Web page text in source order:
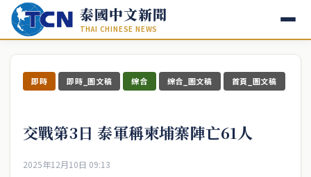
泰國中文新聞
THAI CHINESE NEWS
即時 即時_圖文稿 綜合 綜合_圖文稿 首頁_圖文稿
交戰第3日 泰軍稱柬埔寨陣亡61人
2025年12月10日 09:13